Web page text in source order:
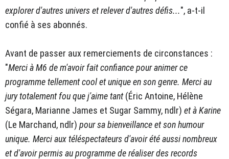
explorer d'autres univers et relever d'autres défis...", a-t-il
confié à ses abonnés.
Avant de passer aux remerciements de circonstances :
"Merci à M6 de m'avoir fait confiance pour animer ce
programme tellement cool et unique en son genre. Merci au
jury totalement fou que j'aime tant(Éric Antoine, Hélène
Ségara, Marianne James et Sugar Sammy, ndlr) et à Karine
(Le Marchand, ndlr) pour sa bienveillance et son humour
unique. Merci aux téléspectateurs d'avoir été aussi nombreux
et d'avoir permis au programme de réaliser des records